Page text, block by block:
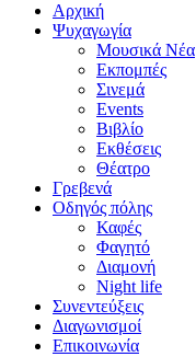
Αρχική
Ψυχαγωγία
Μουσικά Νέα
Εκπομπές
Σινεμά
Events
Βιβλίο
Εκθέσεις
Θέατρο
Γρεβενά
Οδηγός πόλης
Καφές
Φαγητό
Διαμονή
Night life
Συνεντεύξεις
Διαγωνισμοί
Επικοινωνία